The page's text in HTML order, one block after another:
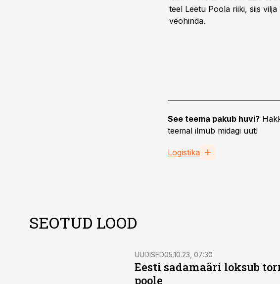
teel Leetu Poola riiki, siis
veohinda.
See teema pakub huvi?
teemal ilmub midagi uut!
Logistika
SEOTUD LOOD
UUDISED05.10.23, 07:30
Eesti sadamaäri loksub
poole